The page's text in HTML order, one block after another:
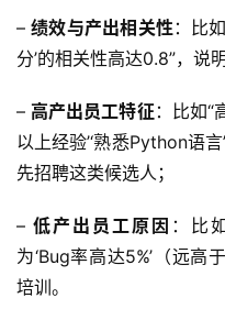
– 绩效与产出相关性：比
分’的相关性高达0.8”，说
– 高产出员工特征 ：比如“
以上经验’‘熟悉Python语
先招聘这类候选人；
– 低产出员工原因 ：比
为‘Bug率高达5%’（远高
培训。